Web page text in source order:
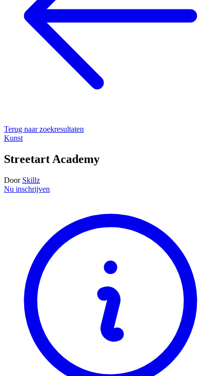
Terug naar zoekresultaten
Kunst
Streetart Academy
Door Skillz
Nu inschrijven